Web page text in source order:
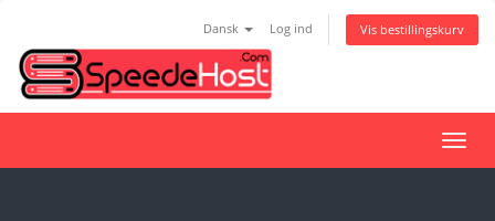
Dansk Log ind Vis bestillingskurv
Skift